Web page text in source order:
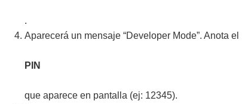
.
Aparecerá un mensaje “Developer Mode”. Anota el
PIN
que aparece en pantalla (ej: 12345).